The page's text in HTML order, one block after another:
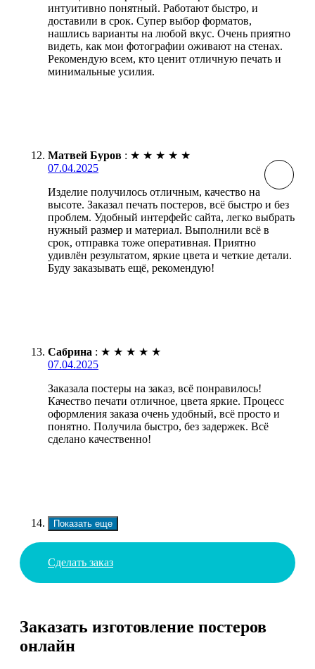
интуитивно понятный. Работают быстро, и
доставили в срок. Супер выбор форматов,
нашлись варианты на любой вкус. Очень приятно
видеть, как мои фотографии оживают на стенах.
Рекомендую всем, кто ценит отличную печать и
минимальные усилия.
Матвей Буров : ★ ★ ★ ★ ★
07.04.2025
Изделие получилось отличным, качество на
высоте. Заказал печать постеров, всё быстро и без
проблем. Удобный интерфейс сайта, легко выбрать
нужный размер и материал. Выполнили всё в
срок, отправка тоже оперативная. Приятно
удивлён результатом, яркие цвета и четкие детали.
Буду заказывать ещё, рекомендую!
Сабрина : ★ ★ ★ ★ ★
07.04.2025
Заказала постеры на заказ, всё понравилось!
Качество печати отличное, цвета яркие. Процесс
оформления заказа очень удобный, всё просто и
понятно. Получила быстро, без задержек. Всё
сделано качественно!
Показать еще
Сделать заказ
Заказать изготовление постеров
онлайн